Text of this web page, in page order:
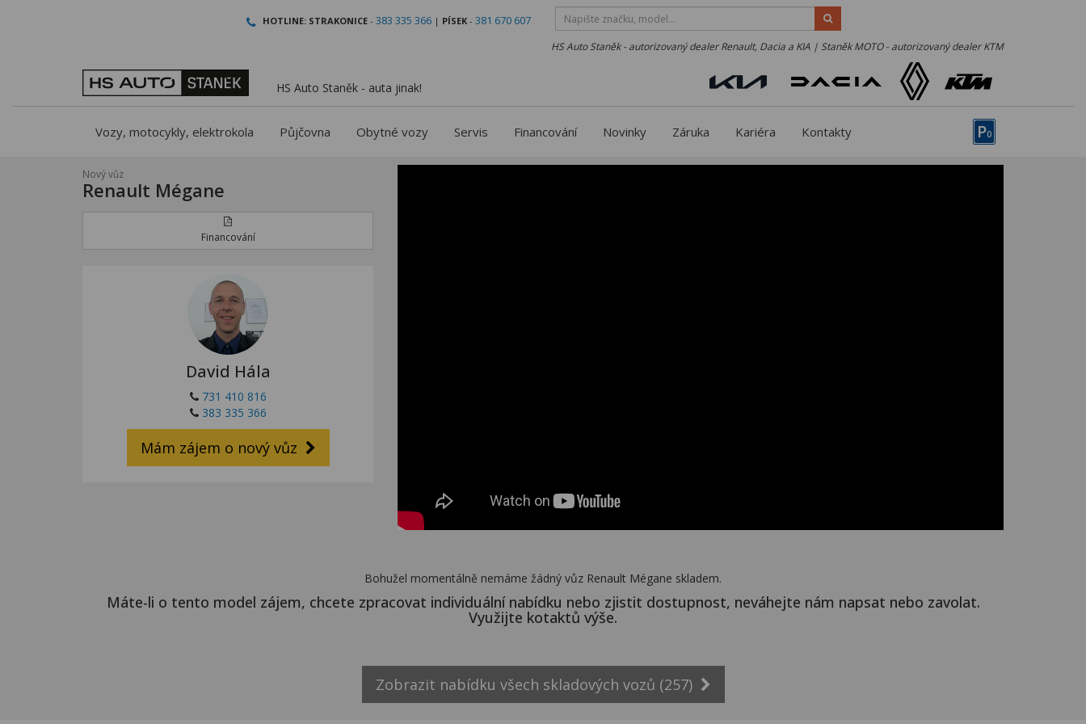
HOTLINE: STRAKONICE - 383 335 366 | PÍSEK - 381 670 607
HS Auto Staněk - autorizovaný dealer Renault, Dacia a KIA | Staněk MOTO - autorizovaný dealer KTM
HS Auto Staněk - auta jinak!
P0
Vozy, motocykly, elektrokola Půjčovna Obytné vozy Servis Financování Novinky Záruka Kariéra Kontakty
Nový vůz
Renault Mégane
Financování
David Hála
731 410 816
383 335 366
Mám zájem o nový vůz
Bohužel momentálně nemáme žádný vůz Renault Mégane skladem.
Máte-li o tento model zájem, chcete zpracovat individuální nabídku nebo zjistit dostupnost, neváhejte nám napsat nebo zavolat.
Využijte kotaktů výše.
Zobrazit nabídku všech skladových vozů (257)